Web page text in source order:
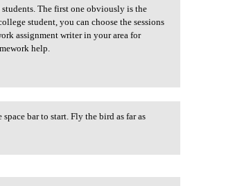
The first one obviously is the
student, you can choose the sessions
assignment writer in your area for
help.
bar to start. Fly the bird as far as